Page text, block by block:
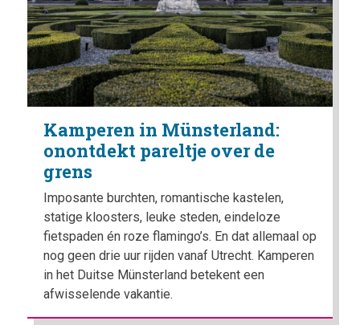
Kamperen in Münsterland:
onontdekt pareltje over de
grens
Imposante burchten, romantische kastelen,
statige kloosters, leuke steden, eindeloze
fietspaden én roze flamingo’s. En dat allemaal op
nog geen drie uur rijden vanaf Utrecht. Kamperen
in het Duitse Münsterland betekent een
afwisselende vakantie.